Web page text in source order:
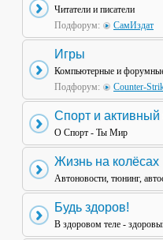
Читатели и писатели
Подфорум:
СамИздат
Игры
Компьютерные и
Подфорум:
Counter-
Спорт и активный
О Спорт - Ты Мир
Жизнь на колёсах
Автоновости, тюнинг,
Будь здоров!
В здоровом теле -